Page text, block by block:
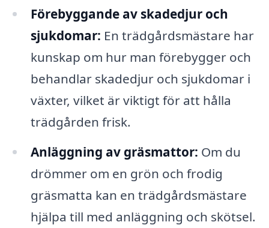
Förebyggande av skadedjur och
sjukdomar: En trädgårdsmästare har
kunskap om hur man förebygger och
behandlar skadedjur och sjukdomar i
växter, vilket är viktigt för att hålla
trädgården frisk.
Anläggning av gräsmattor: Om du
drömmer om en grön och frodig
gräsmatta kan en trädgårdsmästare
hjälpa till med anläggning och skötsel.